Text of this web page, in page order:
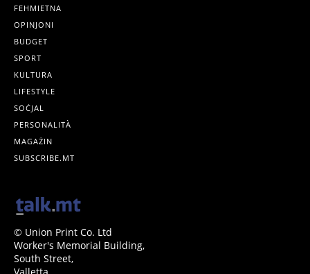
FEHMIETNA
OPINJONI
BUDGET
SPORT
KULTURA
LIFESTYLE
SOĊJAL
PERSONALITÀ
MAGAŻIN
SUBSCRIBE.MT
© Union Print Co. Ltd
Worker's Memorial Building,
South Street,